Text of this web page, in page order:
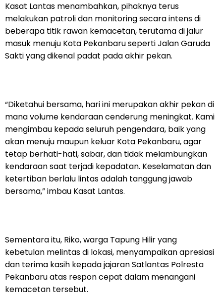
Kasat Lantas menambahkan, pihaknya terus
melakukan patroli dan monitoring secara intens di
beberapa titik rawan kemacetan, terutama di jalur
masuk menuju Kota Pekanbaru seperti Jalan Garuda
Sakti yang dikenal padat pada akhir pekan.
“Diketahui bersama, hari ini merupakan akhir pekan di
mana volume kendaraan cenderung meningkat. Kami
mengimbau kepada seluruh pengendara, baik yang
akan menuju maupun keluar Kota Pekanbaru, agar
tetap berhati-hati, sabar, dan tidak melambungkan
kendaraan saat terjadi kepadatan. Keselamatan dan
ketertiban berlalu lintas adalah tanggung jawab
bersama,” imbau Kasat Lantas.
Sementara itu, Riko, warga Tapung Hilir yang
kebetulan melintas di lokasi, menyampaikan apresiasi
dan terima kasih kepada jajaran Satlantas Polresta
Pekanbaru atas respon cepat dalam menangani
kemacetan tersebut.